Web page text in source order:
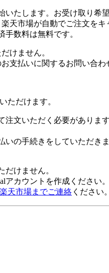
たします。お受け取り希
天市場が自動でご注文をキ
数料は無料です。
けません。
支払いに関するお問い合わ
ただけます。
文いただく必要がありま
の手続きをしていただきま
けません。
アカウントを作成ください。
楽天市場までご連絡 ください。